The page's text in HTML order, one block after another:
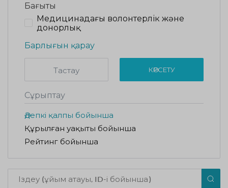
Бағыты
Медицинадағы волонтерлік және
донорлық
Барлығын қарау
Тастау КӨРСЕТУ
Сұрыптау
Әдепкі қалпы бойынша
Құрылған уақыты бойынша
Рейтинг бойынша